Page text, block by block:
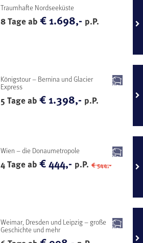
Traumhafte Nordseeküste
8 Tage ab€ 1.698,- p.P.
Königstour – Bernina und Glacier
Express
5 Tage ab€ 1.398,- p.P.
Wien – die Donaumetropole
4 Tage ab€ 444,- p.P. € 544,-
Weimar, Dresden und Leipzig – große
Geschichte und mehr